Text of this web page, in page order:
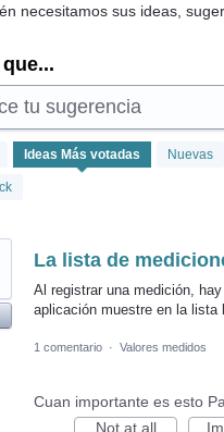
necesitamos sus ideas,
tu sugerencia
Ideas Más votadas Nuevas
La lista de
Al registrar una medición,
aplicación muestre en la lista
1 comentario · Valores medidos
Cuan importante es esto
Not at all